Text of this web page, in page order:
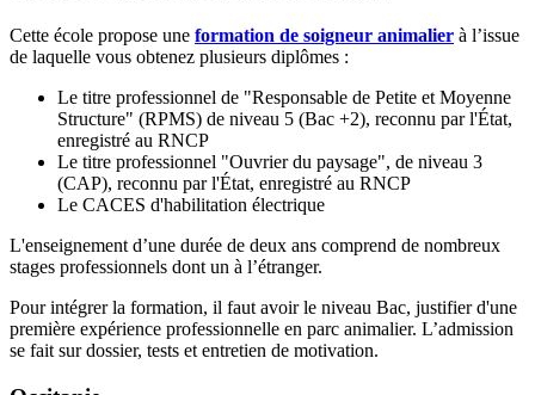
Cette école propose une formation de soigneur animalier à l’issue
de laquelle vous obtenez plusieurs diplômes :
Le titre professionnel de "Responsable de Petite et Moyenne
Structure" (RPMS) de niveau 5 (Bac +2), reconnu par l'État,
enregistré au RNCP
Le titre professionnel "Ouvrier du paysage", de niveau 3
(CAP), reconnu par l'État, enregistré au RNCP
Le CACES d'habilitation électrique
L'enseignement d’une durée de deux ans comprend de nombreux
stages professionnels dont un à l’étranger.
Pour intégrer la formation, il faut avoir le niveau Bac, justifier d'une
première expérience professionnelle en parc animalier. L’admission
se fait sur dossier, tests et entretien de motivation.